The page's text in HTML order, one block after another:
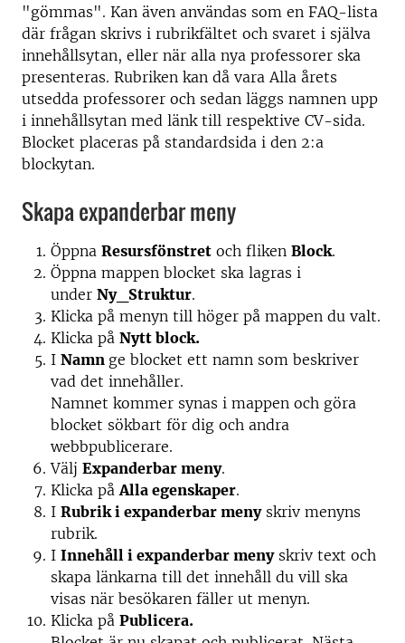
"gömmas". Kan även användas som en FAQ-lista
där frågan skrivs i rubrikfältet och svaret i själva
innehållsytan, eller när alla nya professorer ska
presenteras. Rubriken kan då vara Alla årets
utsedda professorer och sedan läggs namnen upp
i innehållsytan med länk till respektive CV-sida.
Blocket placeras på standardsida i den 2:a
blockytan.
Skapa expanderbar meny
Öppna Resursfönstret och fliken Block.
Öppna mappen blocket ska lagras i
under Ny_Struktur.
Klicka på menyn till höger på mappen du valt.
Klicka på Nytt block.
I Namn ge blocket ett namn som beskriver
vad det innehåller.
Namnet kommer synas i mappen och göra
blocket sökbart för dig och andra
webbpublicerare.
Välj Expanderbar meny.
Klicka påAlla egenskaper.
I Rubrik i expanderbar menyskriv menyns
rubrik.
I Innehåll i expanderbar menyskriv text och
skapa länkarna till det innehåll du vill ska
visas när besökaren fäller ut menyn.
Klicka på Publicera.